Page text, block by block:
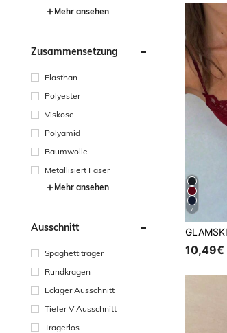
Mehr ansehen
Zusammensetzung
Elasthan
Polyester
Viskose
Polyamid
Baumwolle
Metallisiert Faser
Mehr ansehen
Ausschnitt
Spaghettiträger
Rundkragen
Eckiger Ausschnitt
Tiefer V Ausschnitt
Trägerlos
7
10,49€